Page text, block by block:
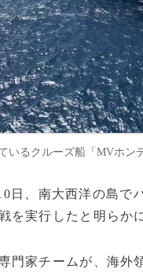
いるクルーズ船「MVホン
日、南大西洋の島
を実行したと明らか
門家チームが、海